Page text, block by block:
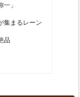
」
集まるレーン
品